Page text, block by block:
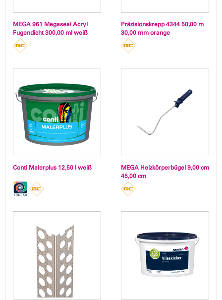
MEGA 961 Megaseal Acryl
Fugendicht 300,00 ml weiß
Präzisionskrepp 4344 50,00 m
30,00 mm orange
Conti Malerplus 12,50 l weiß
MEGA Heizkörperbügel 9,00 cm
45,00 cm